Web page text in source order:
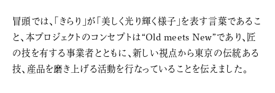
冒頭では、「きらり」が「美しく光り輝く様子」を表す言葉であるこ
と、本プロジェクトのコンセプトは“Old meets New”であり、匠
の技を有する事業者とともに、新しい視点から東京の伝統ある
技、産品を磨き上げる活動を行なっていることを伝えました。